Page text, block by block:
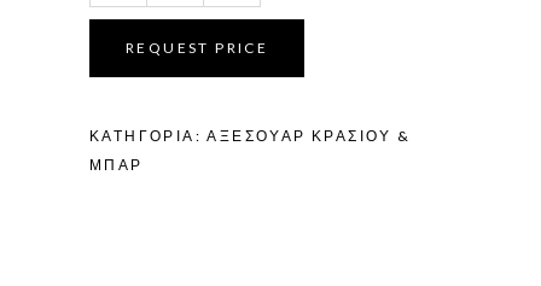
Universal
Bottle
Stopper
REQUEST PRICE
ΚΑΤΗΓΟΡΊΑ:ΑΞΕΣΟΥΆΡ ΚΡΑΣΙΟΎ &
ΜΠΆΡ